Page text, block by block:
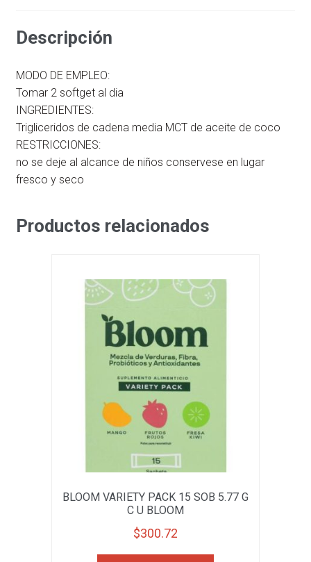
Descripción
MODO DE EMPLEO:
Tomar 2 softget al dia
INGREDIENTES:
Trigliceridos de cadena media MCT de aceite de coco
RESTRICCIONES:
no se deje al alcance de niños conservese en lugar
fresco y seco
Productos relacionados
BLOOM VARIETY PACK 15 SOB 5.77 G
C U BLOOM
$300.72